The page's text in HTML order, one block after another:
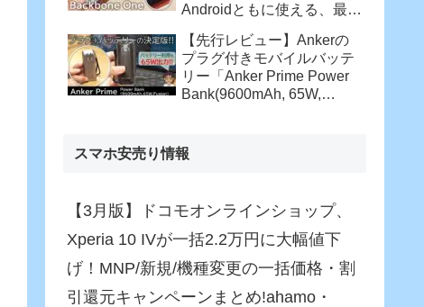
Androidともに使える、最強
【先行レビュー】Ankerの
プラグ付きモバイルバッテ
リー「Anker Prime Power
Bank(9600mAh, 65W,
電！
スマホ安売り情報
【3月版】ドコモオンラインショップ、
Xperia 10 IVが一括2.2万円に大幅値下
げ！MNP/新規/機種変更の一括価格・割
引還元キャンペーンまとめ!ahamo・